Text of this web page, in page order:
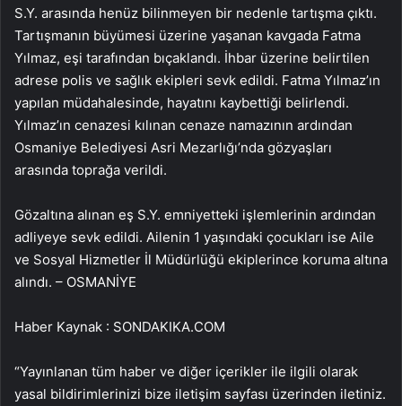
S.Y. arasında henüz bilinmeyen bir nedenle tartışma çıktı.
Tartışmanın büyümesi üzerine yaşanan kavgada Fatma
Yılmaz, eşi tarafından bıçaklandı. İhbar üzerine belirtilen
adrese polis ve sağlık ekipleri sevk edildi. Fatma Yılmaz’ın
yapılan müdahalesinde, hayatını kaybettiği belirlendi.
Yılmaz’ın cenazesi kılınan cenaze namazının ardından
Osmaniye Belediyesi Asri Mezarlığı’nda gözyaşları
arasında toprağa verildi.
Gözaltına alınan eş S.Y. emniyetteki işlemlerinin ardından
adliyeye sevk edildi. Ailenin 1 yaşındaki çocukları ise Aile
ve Sosyal Hizmetler İl Müdürlüğü ekiplerince koruma altına
alındı. – OSMANİYE
Haber Kaynak : SONDAKIKA.COM
“Yayınlanan tüm haber ve diğer içerikler ile ilgili olarak
yasal bildirimlerinizi bize iletişim sayfası üzerinden iletiniz.